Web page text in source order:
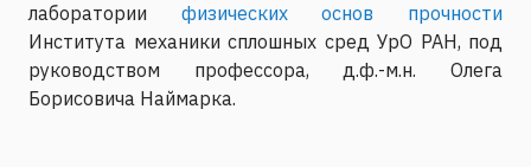
лаборатории физических основ прочности
Института механики сплошных сред УрО РАН, под
руководством профессора, д.ф.-м.н. Олега
Борисовича Наймарка.